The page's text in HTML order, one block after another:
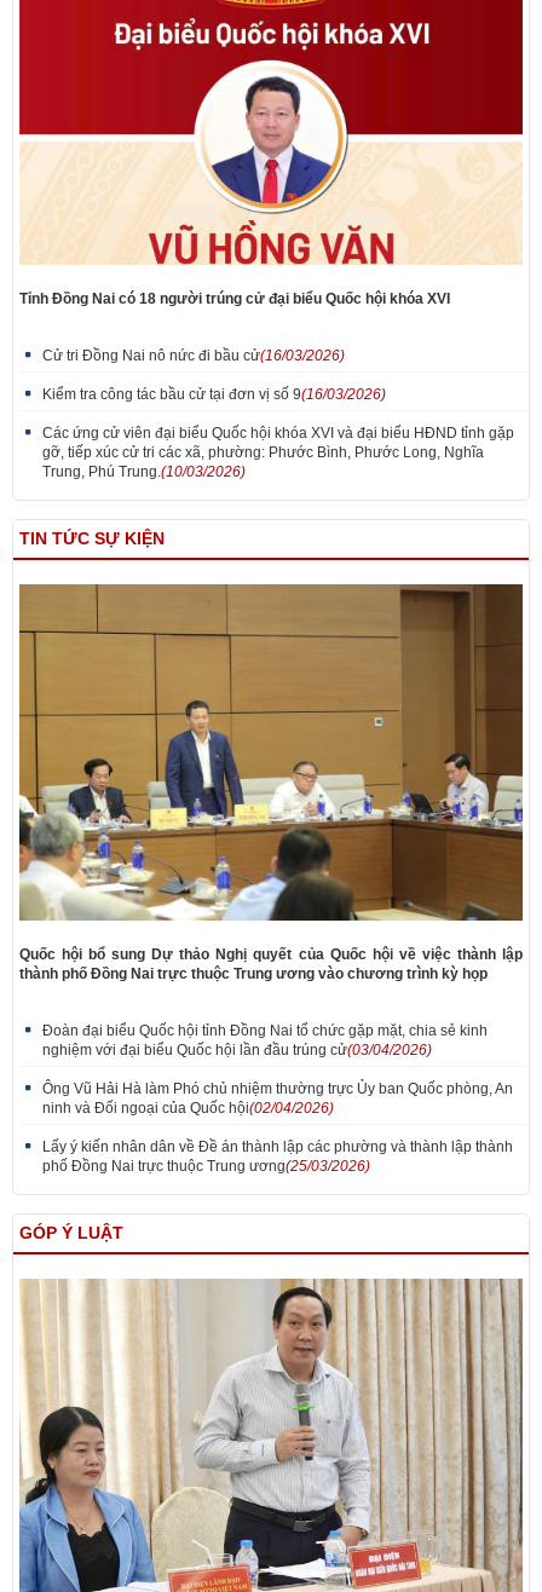
Tỉnh Đồng Nai có 18 người trúng cử đại biểu Quốc hội khóa XVI
Cử tri Đồng Nai nô nức đi bầu cử(16/03/2026)
Kiểm tra công tác bầu cử tại đơn vị số 9(16/03/2026)
Các ứng cử viên đại biểu Quốc hội khóa XVI và đại biểu HĐND tỉnh gặp
gỡ, tiếp xúc cử tri các xã, phường: Phước Bình, Phước Long, Nghĩa
Trung, Phú Trung.(10/03/2026)
TIN TỨC SỰ KIỆN
Quốc hội bổ sung Dự thảo Nghị quyết của Quốc hội về việc thành lập
thành phố Đồng Nai trực thuộc Trung ương vào chương trình kỳ họp
Đoàn đại biểu Quốc hội tỉnh Đồng Nai tổ chức gặp mặt, chia sẻ kinh
nghiệm với đại biểu Quốc hội lần đầu trúng cử(03/04/2026)
Ông Vũ Hải Hà làm Phó chủ nhiệm thường trực Ủy ban Quốc phòng, An
ninh và Đối ngoại của Quốc hội(02/04/2026)
Lấy ý kiến nhân dân về Đề án thành lập các phường và thành lập thành
phố Đồng Nai trực thuộc Trung ương(25/03/2026)
GÓP Ý LUẬT